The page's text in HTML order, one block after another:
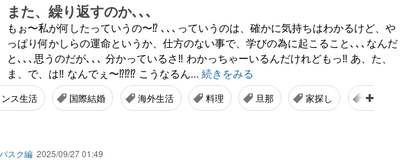
また、繰り返すのか､､､
もぉ〜私が何したっていうの〜⁉️ ､､､っていうのは、確かに気持ちはわかるけど、や
っぱり何かしらの運命というか、仕方のない事で、学びの為に起こること､､､なんだ
と､､､思うのだが､､､ 分かっているさ‼️ わかっちゃーいるんだけれどもっ‼️ あ、た、
ま、で、は‼️ なんでぇ〜⁉️⁉️⁉️ こうなるん... 続きをみる
ス生活 国際結婚 海外生活 料理 旦那 家探し パティス
スク編 2025/09/27 01:49